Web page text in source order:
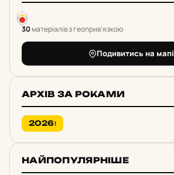
30матеріалів з геоприв'язкою
Подивитись на мапі
АРХІВ ЗА РОКАМИ
20261
НАЙПОПУЛЯРНІШЕ